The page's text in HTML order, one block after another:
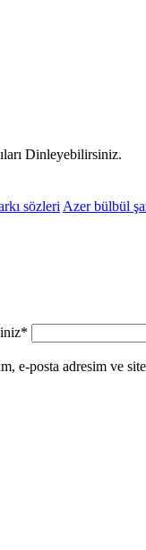
Dinleyebilirsiniz.
sözleri Azer bülbül
*
e-posta adresim ve